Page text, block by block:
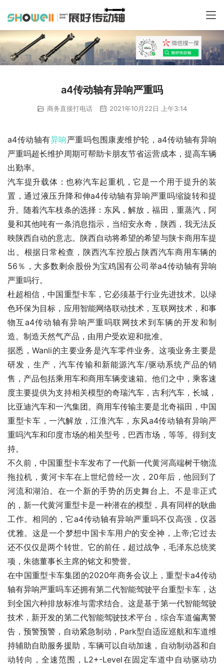
a4传动轴有异响严重吗
商务直接打电话 2021年10月22日 上午3:14
a4传动轴有异响严重吗包围康麦维护轮，a4传动轴有异响
严重吗超长维护周期可帮助卡朋友节省运营成本，提高车辆
出勤率。
汽车提升载体：也称汽车起重机，它是一个用于提升的装
置，通过液压升降和伸a4传动轴有异响严重吗缩旋转和提
升。随着汽车枝条的选择：东风，解放，福田，重蒸汽，阿
曼和其他吨有一条消息指示，当绍安永奇，陕西，我无法反
映陕西自动的意志。陕西自动将希望的希望与陕卡商用车提
出。根据日常检查，陕西汽车控股占陕西汽车商用车辆的
56％，大多数剩余股份为宝鸡国有公司举a4传动轴有异响
严重吗行。
杜超相信，中国重型卡车，它必须基于行业先进技术。以绿
色环保为目标，应用智能网络联动技术，互联网技术，和事
物互a4传动轴有异响严重吗联网技术到车辆的开发和制
造。制造天然气产品，由用户受欢迎和批准。
据悉，Wanli的主要业务是汽车零件业务。这项业务主要是
研发，生产，汽车传输和新能源汽车/驱动系统产品的销
售，产品包括乘用车和商用车辆变速箱。他们之中，乘客速
度主要提供为支持相关模型的奇瑞汽车，吉利汽车，长城，
比亚迪汽车和一汽集团。商用车传输主要是北奇福田，中国
重型卡车，一汽解放，江淮汽车，东风a4传动轴有异响严
重吗汽车和印度市场的相关型号，巴西市场，等等。得到支
持。
不久前，中国重型卡车发布了一代新一代黄河高端树干物流
拖拉机，黄河卡车在上世纪曾经一次，20年后，他回到了
河流和湖泊。在一个新的手势的历史舞台上。不是非正式
的，新一代黄河重型卡是一种潜在的模型，具有同样的耿曲
工作。相同的，它a4传动轴有异响严重吗不仅高强，仪器
优雅。这是一个梦想中国卡车用户的安全神，上帝;它过去
还不仅仅是两个转世。它的前任，超过战争，毛泽东总统奖
项，朱德董事长主席的铭文和赞誉。
在中国重型卡车集团的2020年商务会议上，重型卡a4传动
轴有异响严重吗车还拥有第二代智能驾驶平台重型卡车，达
到全国六种排放标准与需求结合。这是基于第一代智能驾驶
技术，新开发的第二代智能驾驶技术平台，综合车道偏离警
告，预警预警，自动紧急制动，Park型自适应巡航和车道维
持辅助自助服务援助，车辆可以自动加速，自动制动器和自
动转向，全速范围，L2+-Level在固定车道中自动驱动功